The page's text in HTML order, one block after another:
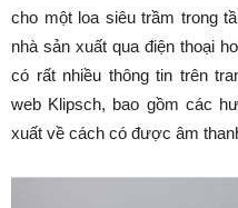
cho một loa siêu trầm trong
nhà sản xuất qua điện thoại
có rất nhiều thông tin trên
web Klipsch, bao gồm các
xuất về cách có được âm